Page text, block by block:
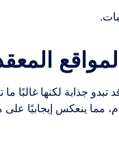
قد تبدو جذابة لكنها
ينعكس إيجابيًا على